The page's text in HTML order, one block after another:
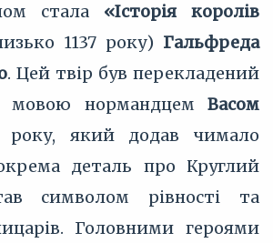
стала «Історія королів
1137 року) Гальфреда
. Цей твір був перекладений
мовою нормандцем Васом
року, який додав чимало
деталь про Круглий
символом рівності та
Головними героями